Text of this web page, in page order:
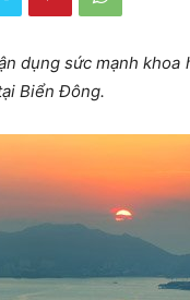
dụng sức mạnh
Biển Đông.